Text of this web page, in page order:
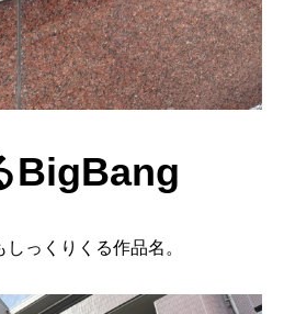
BigBang
っくりくる作品名。